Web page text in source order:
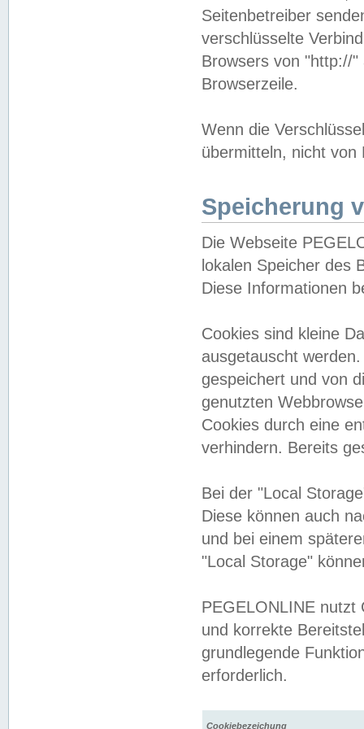
Seitenbetreiber
verschlüsselte
Browsers von "http://
Browserzeile.
Wenn die
übermitteln, nicht von
Speicherung
Die Webseite
lokalen Speicher des
Diese Informationen
Cookies sind kleine
ausgetauscht
gespeichert und von
genutzten
Cookies durch eine
verhindern. Bereits
Bei der "Local
Diese können auch
und bei einem
"Local Storage"
PEGELONLINE nutzt
und korrekte
grundlegende
erforderlich.
Cookiebezeichung